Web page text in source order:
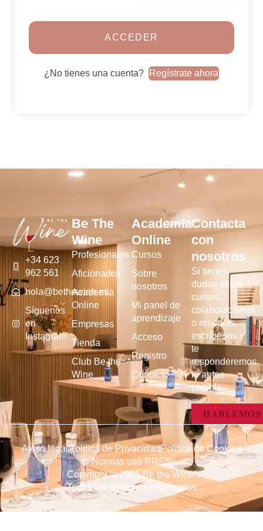
ACCEDER
¿No tienes una cuenta? Regístrate ahora
+34 623
962 561
hola@bethewine.es
Síguenos
en
Instagram
Be The
Wine
Profesionales
Aficionados
Academia
Online
Empresas
Tienda
Club Be the
Wine
Academia
Online
Cursos
Sobre
nosotros
Mi panel de
aprendizaje
Acceso
Registro
Contacto
Contacta
con
nosotros
Si tienes
dudas sobre
cursos,
colaboraciones
o reservas,
escríbenos y
te
responderemos
lo antes
posible.
HABLEMOS
Copyright © 2025 Be the Wine.
Todos los derechos reservados
Aviso legalPolítica de PrivacidadPolítica de Cookies
Normas uso RRSS